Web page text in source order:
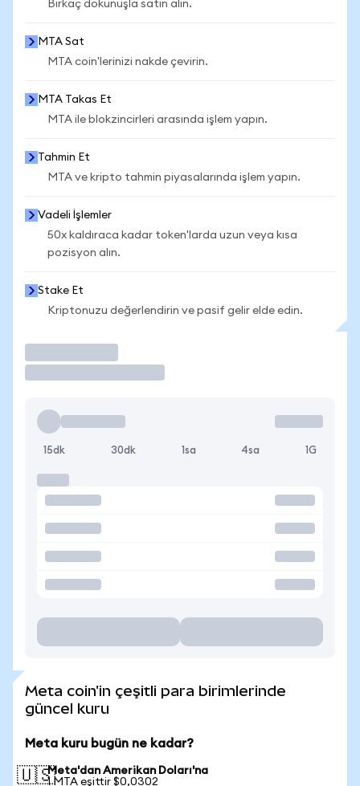
Birkaç dokunuşla satın alın.
MTA Sat
MTA coin'lerinizi nakde çevirin.
MTA Takas Et
MTA ile blokzincirleri arasında işlem yapın.
Tahmin Et
MTA ve kripto tahmin piyasalarında işlem yapın.
Vadeli İşlemler
50x kaldıraca kadar token'larda uzun veya kısa
pozisyon alın.
Stake Et
Kriptonuzu değerlendirin ve pasif gelir elde edin.
15dk 30dk 1sa 4sa 1G
Meta coin'in çeşitli para birimlerinde
güncel kuru
Meta kuru bugün ne kadar?
🇺🇸Meta'dan Amerikan Doları'na
1 MTA eşittir $0,0302